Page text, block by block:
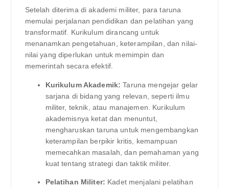
Setelah diterima di akademi militer, para taruna
memulai perjalanan pendidikan dan pelatihan yang
transformatif. Kurikulum dirancang untuk
menanamkan pengetahuan, keterampilan, dan nilai-
nilai yang diperlukan untuk memimpin dan
memerintah secara efektif.
Kurikulum Akademik: Taruna mengejar gelar
sarjana di bidang yang relevan, seperti ilmu
militer, teknik, atau manajemen. Kurikulum
akademisnya ketat dan menuntut,
mengharuskan taruna untuk mengembangkan
keterampilan berpikir kritis, kemampuan
memecahkan masalah, dan pemahaman yang
kuat tentang strategi dan taktik militer.
Pelatihan Militer: Kadet menjalani pelatihan